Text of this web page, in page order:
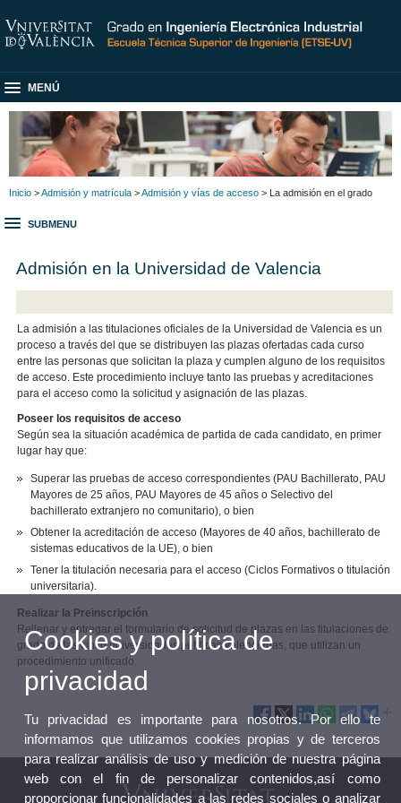
MENÚ
Inicio >Admisión y matrícula >Admisión y vías de acceso > La admisión en el grado
SUBMENU
Admisión en la Universidad de Valencia
La admisión a las titulaciones oficiales de la Universidad de Valencia es un
proceso a través del que se distribuyen las plazas ofertadas cada curso
entre las personas que solicitan la plaza y cumplen alguno de los requisitos
de acceso. Este procedimiento incluye tanto las pruebas y acreditaciones
para el acceso como la solicitud y asignación de las plazas.
Poseer los requisitos de acceso
Según sea la situación académica de partida de cada candidato, en primer
lugar hay que:
Superar las pruebas de acceso correspondientes (PAU Bachillerato, PAU
Mayores de 25 años, PAU Mayores de 45 años o Selectivo del
bachillerato extranjero no comunitario), o bien
Obtener la acreditación de acceso (Mayores de 40 años, bachillerato de
sistemas educativos de la UE), o bien
Tener la titulación necesaria para el acceso (Ciclos Formativos o titulación
universitaria).
Realizar la Preinscripción
Rellenar y entregar el formulario de solicitud de plazas en las titulaciones de
grado de las cinco universidades públicas valencianas, que utilizan un
procedimiento unificado.
Cookies y política de
privacidad
Tu privacidad es importante para nosotros. Por ello te
informamos que utilizamos cookies propias y de terceros
para realizar análisis de uso y medición de nuestra página
web con el fin de personalizar contenidos,así como
proporcionar funcionalidades a las redes sociales o analizar